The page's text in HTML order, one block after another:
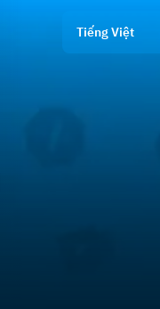
Tiếng Việt